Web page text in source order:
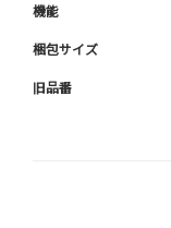
機能
梱包サイズ
旧品番